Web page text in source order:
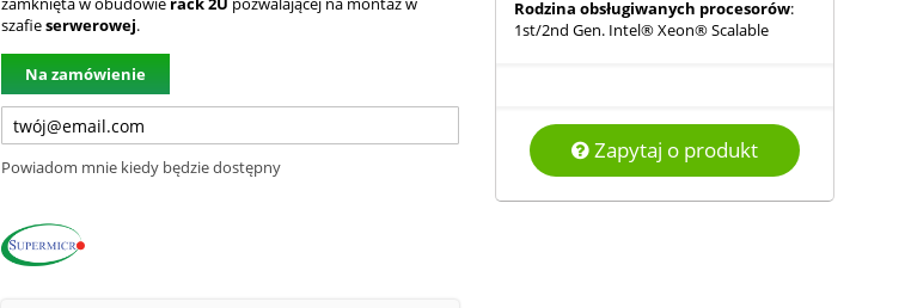
szafieserwerowej.
Na zamówienie
Powiadom mnie kiedy będzie dostępny
Rodzina obsługiwanych procesorów:
1st/2nd Gen. Intel® Xeon® Scalable
Zapytaj o produkt